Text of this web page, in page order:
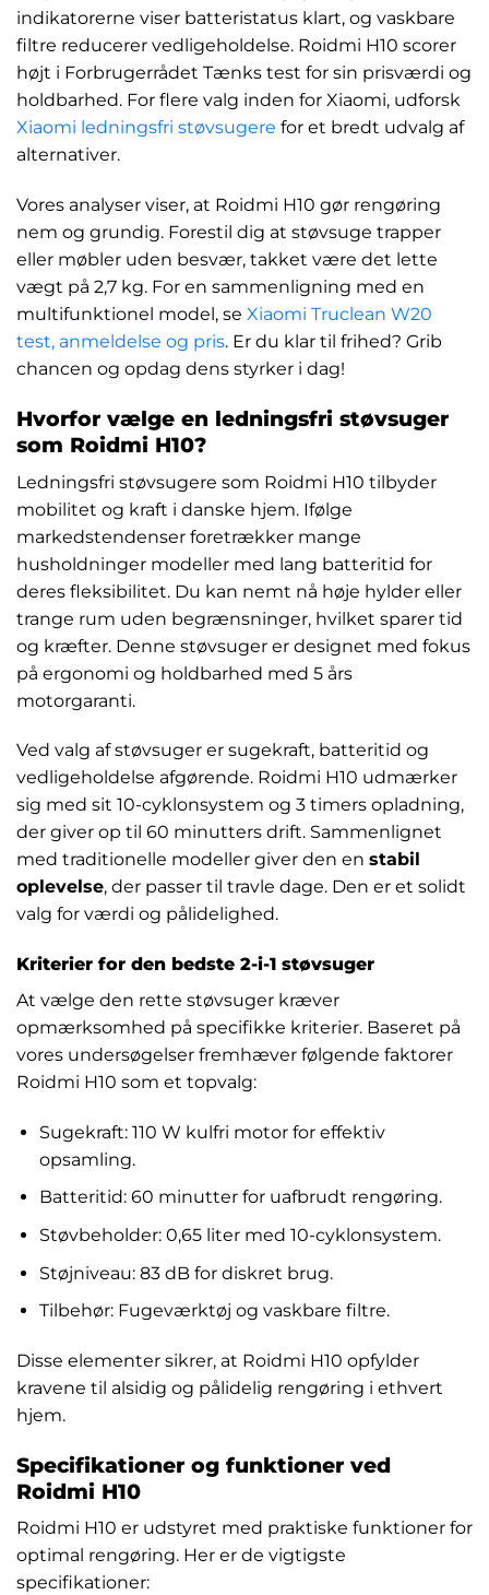
indikatorerne viser batteristatus klart, og vaskbare
filtre reducerer vedligeholdelse. Roidmi H10 scorer
højt i Forbrugerrådet Tænks test for sin prisværdi og
holdbarhed. For flere valg inden for Xiaomi, udforsk
Xiaomi ledningsfri støvsugere for et bredt udvalg af
alternativer.
Vores analyser viser, at Roidmi H10 gør rengøring
nem og grundig. Forestil dig at støvsuge trapper
eller møbler uden besvær, takket være det lette
vægt på 2,7 kg. For en sammenligning med en
multifunktionel model, se Xiaomi Truclean W20
test, anmeldelse og pris. Er du klar til frihed? Grib
chancen og opdag dens styrker i dag!
Hvorfor vælge en ledningsfri støvsuger
som Roidmi H10?
Ledningsfri støvsugere som Roidmi H10 tilbyder
mobilitet og kraft i danske hjem. Ifølge
markedstendenser foretrækker mange
husholdninger modeller med lang batteritid for
deres fleksibilitet. Du kan nemt nå høje hylder eller
trange rum uden begrænsninger, hvilket sparer tid
og kræfter. Denne støvsuger er designet med fokus
på ergonomi og holdbarhed med 5 års
motorgaranti.
Ved valg af støvsuger er sugekraft, batteritid og
vedligeholdelse afgørende. Roidmi H10 udmærker
sig med sit 10-cyklonsystem og 3 timers opladning,
der giver op til 60 minutters drift. Sammenlignet
med traditionelle modeller giver den en stabil
oplevelse, der passer til travle dage. Den er et solidt
valg for værdi og pålidelighed.
Kriterier for den bedste 2-i-1 støvsuger
At vælge den rette støvsuger kræver
opmærksomhed på specifikke kriterier. Baseret på
vores undersøgelser fremhæver følgende faktorer
Roidmi H10 som et topvalg:
Sugekraft: 110 W kulfri motor for effektiv
opsamling.
Batteritid: 60 minutter for uafbrudt rengøring.
Støvbeholder: 0,65 liter med 10-cyklonsystem.
Støjniveau: 83 dB for diskret brug.
Tilbehør: Fugeværktøj og vaskbare filtre.
Disse elementer sikrer, at Roidmi H10 opfylder
kravene til alsidig og pålidelig rengøring i ethvert
hjem.
Specifikationer og funktioner ved
Roidmi H10
Roidmi H10 er udstyret med praktiske funktioner for
optimal rengøring. Her er de vigtigste
specifikationer: